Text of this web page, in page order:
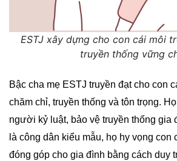
ESTJ xây dựng cho con cái môi
truyền thống vững
Bậc cha mẹ ESTJ truyền đạt cho con
chăm chỉ, truyền thống và tôn trọng.
người kỷ luật, bảo vệ truyền thống gia
là công dân kiểu mẫu, họ hy vọng con
đóng góp cho gia đình bằng cách duy